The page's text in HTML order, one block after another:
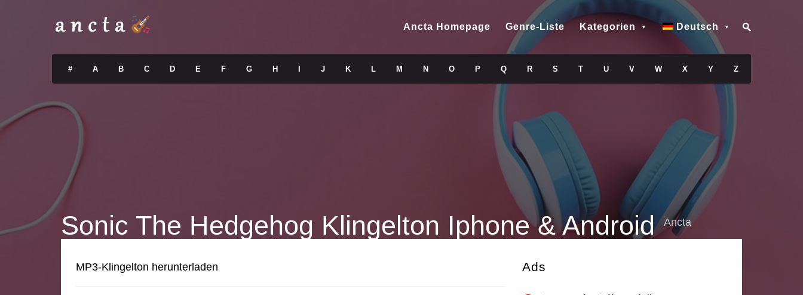
Ancta Homepage Genre-Liste Kategorien Deutsch
# A B C D E F G H J K L M N O P Q R S T U V W X Y Z
Sonic The Hedgehog Klingelton Iphone & Android Ancta
MP3-Klingelton herunterladen Ads